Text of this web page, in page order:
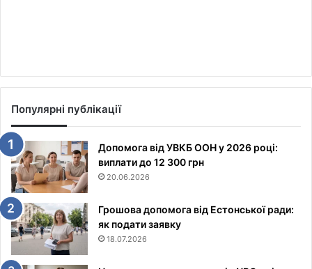
Популярні публікації
Допомога від УВКБ ООН у 2026 році:
виплати до 12 300 грн
20.06.2026
Грошова допомога від Естонської ради:
як подати заявку
18.07.2026